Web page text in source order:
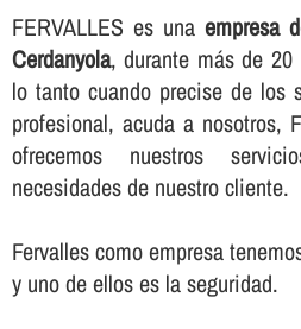
FERVALLES es una empresa
Cerdanyola, durante más de
lo tanto cuando precise de los
profesional, acuda a nosotros,
ofrecemos nuestros
necesidades de nuestro cliente.
Fervalles como empresa
y uno de ellos es la seguridad.